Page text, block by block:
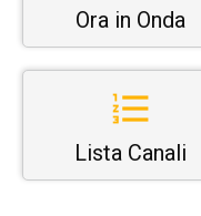
Ora in Onda
Lista Canali